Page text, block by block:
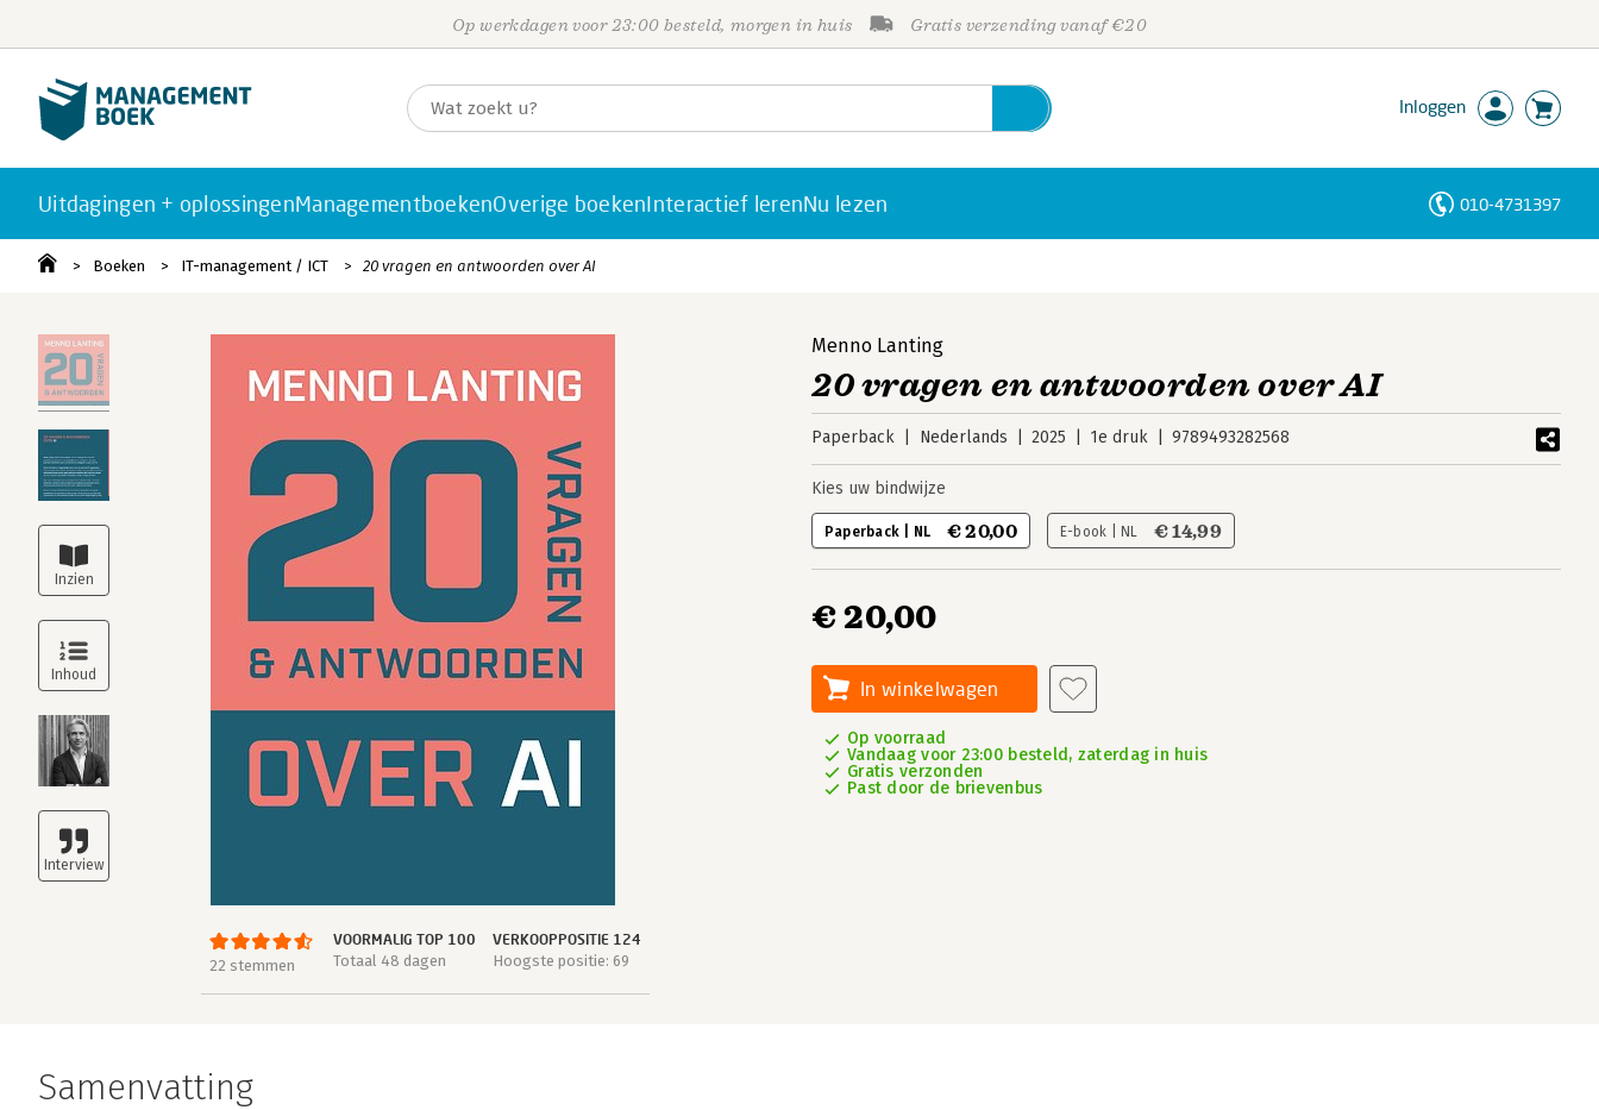
Op werkdagen voor 23:00 besteld, morgen in huis Gratis verzending vanaf €20
Inloggen
Uitdagingen + oplossingenManagementboekenOverige boekenInteractief lerenNu lezen 010-4731397
Boeken IT-management / ICT 20 vragen en antwoorden over AI
22 stemmen
VOORMALIG TOP 100
Totaal 48 dagen
VERKOOPPOSITIE 124
Hoogste positie: 69
Menno Lanting
20 vragen en antwoorden over AI
Paperback Nederlands 2025 1e druk 9789493282568
Kies uw bindwijze
Paperback | NL € 20,00 E-book | NL € 14,99
€ 20,00
In winkelwagen
Op voorraad
Vandaag voor 23:00 besteld, zaterdag in huis
Gratis verzonden
Past door de brievenbus
Samenvatting
Personen